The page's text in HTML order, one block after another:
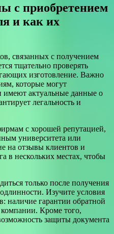
с приобретением
и как их
связанных с получением
тщательно проверять
изготовление. Важно
которые могут
имеют актуальные данные о
легальность и
с хорошей репутацией,
университета или
на отзывы клиентов и
в нескольких местах, чтобы
только после получения
Изучите условия
наличие гарантии обратной
компании. Кроме того,
защиты документа